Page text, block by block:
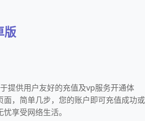
版
提供用户友好的充值及vp服务开通体
面，简单几步，您的账户即可充值成功或
享受网络生活。